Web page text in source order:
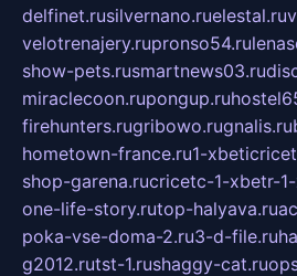
delfinet.rusilvernano.ruelestal.ru
velotrenajery.rupronso54.ru
show-pets.rusmartnews03.ru
miraclecoon.rupongup.ru
firehunters.rugribowo.rugnalis.ru
hometown-france.ru1-
shop-garena.rucricetc-1-xbetr-
one-life-story.rutop-halyava.ru
poka-vse-doma-2.ru3-d-file.ru
g2012.rutst-1.rushaggy-cat.ru